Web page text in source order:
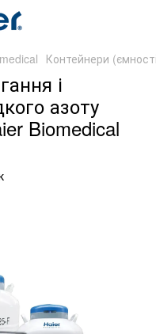
Контейнери
і
азоту
Biomedical